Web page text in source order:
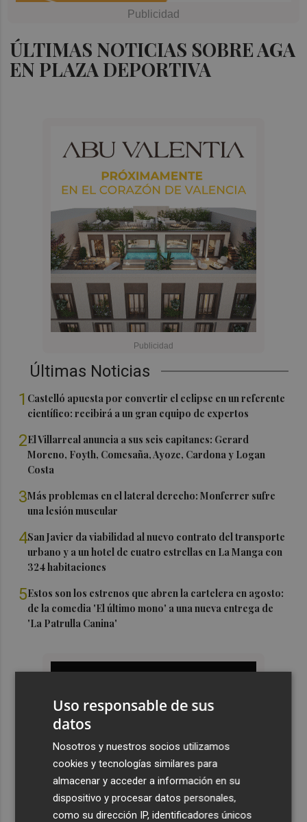
ÚLTIMAS NOTICIAS SOBRE AGA
EN PLAZA DEPORTIVA
Últimas Noticias
1 Castelló apuesta por convertir el eclipse en un referente
científico: recibirá a un gran equipo de expertos
2El Villarreal anuncia a sus seis capitanes: Gerard
Moreno, Foyth, Comesaña, Ayoze, Cardona y Logan
Costa
3Más problemas en el lateral derecho: Monferrer sufre
una lesión muscular
4San Javier da viabilidad al nuevo contrato del transporte
urbano y a un hotel de cuatro estrellas en La Manga con
324 habitaciones
5Estos son los estrenos que abren la cartelera en agosto:
de la comedia 'El último mono' a una nueva entrega de
'La Patrulla Canina'
Uso responsable de sus
datos
Nosotros y nuestros socios utilizamos
cookies y tecnologías similares para
almacenar y acceder a información en su
dispositivo y procesar datos personales,
como su dirección IP, identificadores únicos